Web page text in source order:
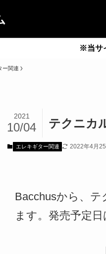
※当サ
ー関連
テクニカ
2021
10/04
エレキギター関連 2022年4月25
Bacchusから、
ます。発売予定